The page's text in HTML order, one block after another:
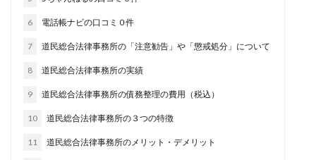
6 電話帳ナビの口コミ０件
7 道民総合法律事務所の「注意勧告」や「懲戒処分」について
8 道民総合法律事務所の実績
9 道民総合法律事務所の債務整理の費用（税込）
10 道民総合法律事務所の３つの特徴
11 道民総合法律事務所のメリット・デメリット